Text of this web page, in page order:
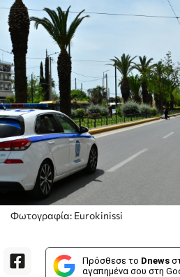
Φωτογραφία: Eurokinissi
Πρόσθεσε το Dnews
αγαπημένα σου στη